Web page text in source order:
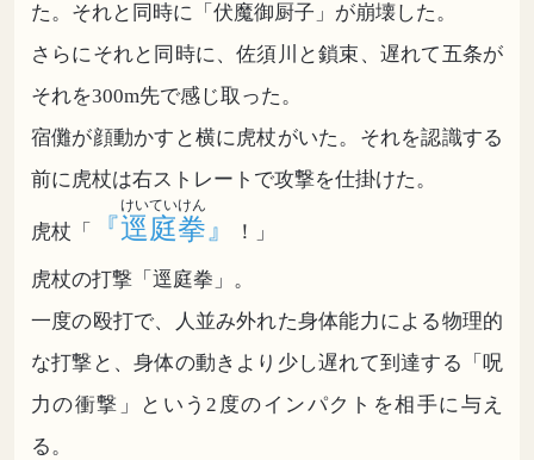
た。それと同時に「伏魔御厨子」が崩壊した。
さらにそれと同時に、佐須川と鎖束、遅れて五条が
それを300m先で感じ取った。
宿儺が顔動かすと横に虎杖がいた。それを認識する
前に虎杖は右ストレートで攻撃を仕掛けた。
虎杖「 『逕庭拳』
けいていけん
！」
虎杖の打撃「逕庭拳」。
一度の殴打で、人並み外れた身体能力による物理的
な打撃と、身体の動きより少し遅れて到達する「呪
力の衝撃」という2度のインパクトを相手に与え
る。